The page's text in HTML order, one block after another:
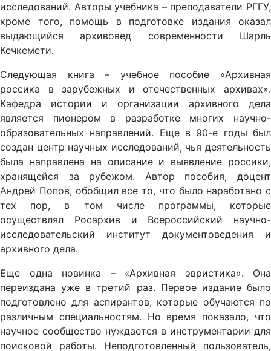
исследований. Авторы учебника – преподаватели РГГУ,
кроме того, помощь в подготовке издания оказал
выдающийся архивовед современности Шарль
Кечкемети.
Следующая книга – учебное пособие «Архивная
россика в зарубежных и отечественных архивах».
Кафедра истории и организации архивного дела
является пионером в разработке многих научно-
образовательных направлений. Еще в 90-е годы был
создан центр научных исследований, чья деятельность
была направлена на описание и выявление россики,
хранящейся за рубежом. Автор пособия, доцент
Андрей Попов, обобщил все то, что было наработано с
тех пор, в том числе программы, которые
осуществлял Росархив и Всероссийский научно-
исследовательский институт документоведения и
архивного дела.
Еще одна новинка – «Архивная эвристика». Она
переиздана уже в третий раз. Первое издание было
подготовлено для аспирантов, которые обучаются по
различным специальностям. Но время показало, что
научное сообщество нуждается в инструментарии для
поисковой работы. Неподготовленный пользователь,